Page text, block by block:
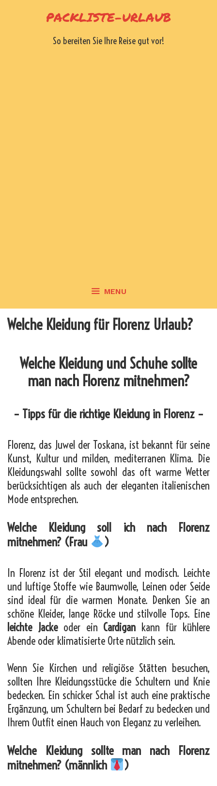
PACKLISTE-URLAUB
So bereiten Sie Ihre Reise gut vor!
MENU
Welche Kleidung für Florenz Urlaub?
Welche Kleidung und Schuhe sollte
man nach Florenz mitnehmen?
– Tipps für die richtige Kleidung in Florenz –
Florenz, das Juwel der Toskana, ist bekannt für seine
Kunst, Kultur und milden, mediterranen Klima. Die
Kleidungswahl sollte sowohl das oft warme Wetter
berücksichtigen als auch der eleganten italienischen
Mode entsprechen.
Welche Kleidung soll ich nach Florenz
mitnehmen? (Frau
)
In Florenz ist der Stil elegant und modisch. Leichte
und luftige Stoffe wie Baumwolle, Leinen oder Seide
sind ideal für die warmen Monate. Denken Sie an
schöne Kleider, lange Röcke und stilvolle Tops. Eine
leichte Jackeoder ein Cardigan kann für kühlere
Abende oder klimatisierte Orte nützlich sein.
Wenn Sie Kirchen und religiöse Stätten besuchen,
sollten Ihre Kleidungsstücke die Schultern und Knie
bedecken. Ein schicker Schal ist auch eine praktische
Ergänzung, um Schultern bei Bedarf zu bedecken und
Ihrem Outfit einen Hauch von Eleganz zu verleihen.
Welche Kleidung sollte man nach Florenz
mitnehmen? (männlich
)